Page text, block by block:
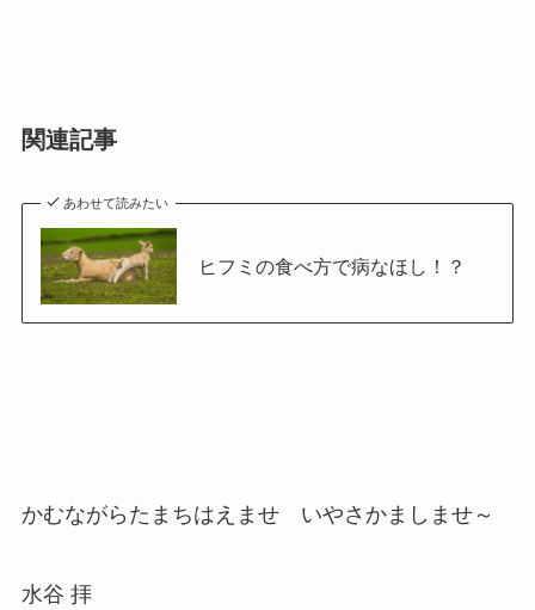
関連記事
あわせて読みたい
ヒフミの食べ方で病なほし！？
かむながらたまちはえませ いやさかましませ～
水谷 拝